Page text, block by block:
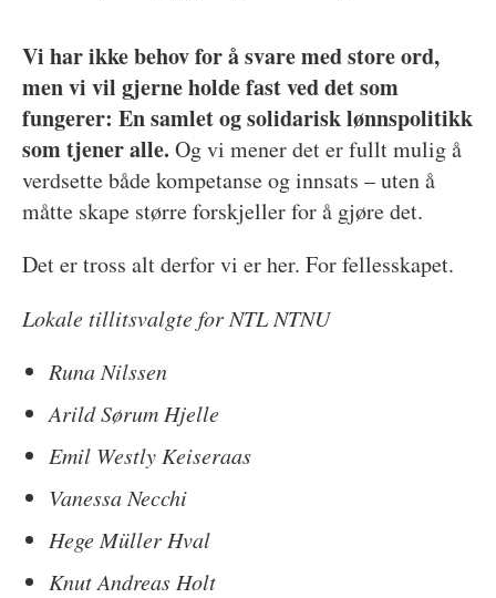
Vi har ikke behov for å svare med store ord,
men vi vil gjerne holde fast ved det som
fungerer: En samlet og solidarisk lønnspolitikk
som tjener alle. Og vi mener det er fullt mulig å
verdsette både kompetanse og innsats – uten å
måtte skape større forskjeller for å gjøre det.
Det er tross alt derfor vi er her. For fellesskapet.
Lokale tillitsvalgte for NTL NTNU
Runa Nilssen
Arild Sørum Hjelle
Emil Westly Keiseraas
Vanessa Necchi
Hege Müller Hval
Knut Andreas Holt